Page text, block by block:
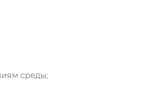
среды;